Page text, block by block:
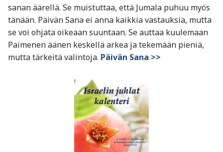
sanan äärellä. Se muistuttaa, että Jumala puhuu myös
tänään. Päivän Sana ei anna kaikkia vastauksia, mutta
se voi ohjata oikeaan suuntaan. Se auttaa kuulemaan
Paimenen äänen keskellä arkea ja tekemään pieniä,
mutta tärkeitä valintoja. Päivän Sana >>